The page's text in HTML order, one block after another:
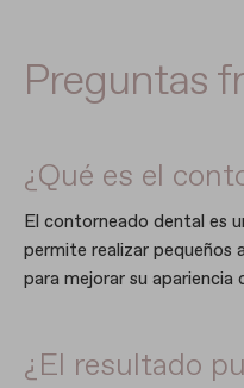
Preguntas
¿Qué es el
El contorneado dental es
permite realizar pequeños
para mejorar su apariencia
¿El resultado